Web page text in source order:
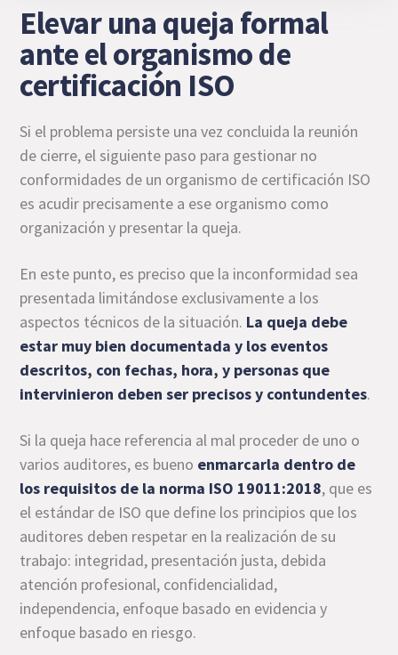
Elevar una queja formal
ante el organismo de
certificación ISO
Si el problema persiste una vez concluida la reunión
de cierre, el siguiente paso para gestionar no
conformidades de un organismo de certificación ISO
es acudir precisamente a ese organismo como
organización y presentar la queja.
En este punto, es preciso que la inconformidad sea
presentada limitándose exclusivamente a los
aspectos técnicos de la situación. La queja debe
estar muy bien documentada y los eventos
descritos, con fechas, hora, y personas que
intervinieron deben ser precisos y contundentes.
Si la queja hace referencia al mal proceder de uno o
varios auditores, es bueno enmarcarla dentro de
los requisitos de la norma ISO 19011:2018, que es
el estándar de ISO que define los principios que los
auditores deben respetar en la realización de su
trabajo: integridad, presentación justa, debida
atención profesional, confidencialidad,
independencia, enfoque basado en evidencia y
enfoque basado en riesgo.